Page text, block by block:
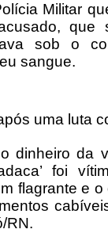
Militar
que
sob o
sangue.
uma luta
o dinheiro
foi
flagrante e
RN.